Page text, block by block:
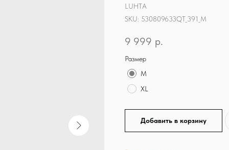
LUHTA
SKU: 530809633QT_391_M
9 999 р.
Размер
M
XL
Добавить в корзину